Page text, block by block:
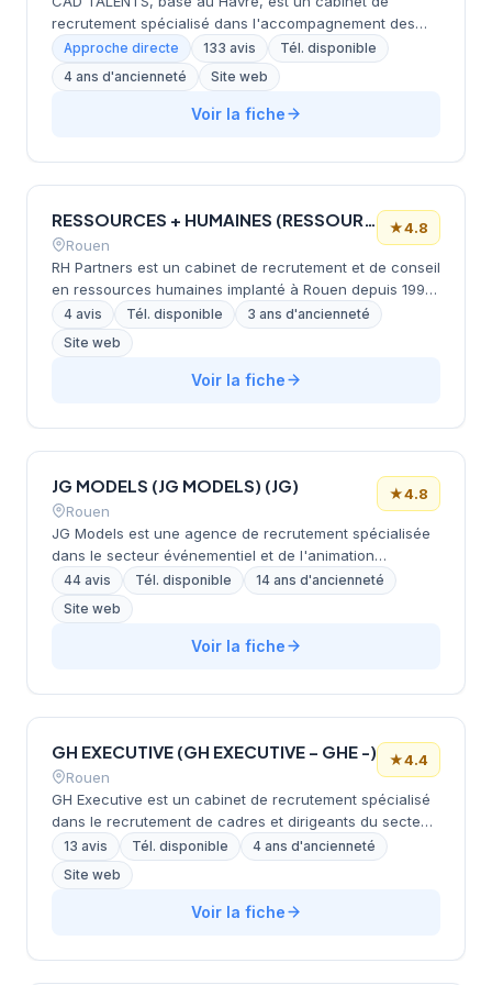
recrutement spécialisé dans l'accompagnement des
mobilités professionnelles et du recrutement
stratégique pour les entreprises. Le cabinet propose
des services de recrutement individualisé, de conseil
RH, de bilan de compétences et d'outplacement,
professionnels.
Approche directe 133 avis
Tél. disponible
4 ans d'ancienneté
Site web
Voir la fiche
RESSOURCES + HUMAINES (RESSOURCES + HUMAINES) (R+H)
Rouen
★4.8
RH Partners est un cabinet de recrutement et de conseil
en ressources humaines implanté à Rouen depuis 1993.
Spécialisé dans le recrutement de talents à tous
niveaux, il intervient également en outplacement,
mobilité professionnelle, reclassement collectif et
coaching. Le cabinet, certifié AFNOR, exerce son
4 avis Tél. disponible
3 ans d'ancienneté
Site web
Voir la fiche
JG MODELS (JG MODELS) (JG)
Rouen
★4.8
JG Models est une agence de recrutement spécialisée
dans le secteur événementiel et de l'animation
commerciale, basée à Rouen en Normandie. Titulaire de
la Licence d'État, l'agence propose des services
complets incluant la fourniture de mannequins, hôtes et
hôtesses pour des défilés de mode, animations
44 avis Tél. disponible
14 ans d'ancienneté
Site web
Voir la fiche
GH EXECUTIVE (GH EXECUTIVE – GHE -)
Rouen
★4.4
GH Executive est un cabinet de recrutement spécialisé
dans le recrutement de cadres et dirigeants du secteur
industriel, implanté à Rouen en Normandie. Créé en
2008, le cabinet intervient en Normandie et Grand
Ouest auprès des grands comptes industriels, en
proposant une approche de chasse de tête fondée sur
13 avis Tél. disponible
4 ans d'ancienneté
Site web
Voir la fiche